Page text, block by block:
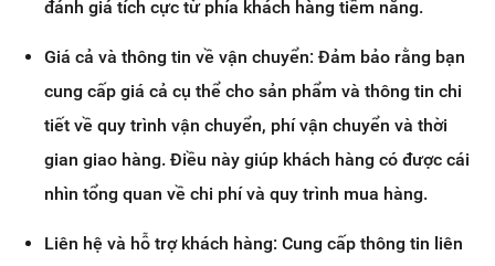
đánh giá tích cực từ phía khách hàng tiềm năng.
Giá cả và thông tin về vận chuyển: Đảm bảo rằng bạn
cung cấp giá cả cụ thể cho sản phẩm và thông tin chi
tiết về quy trình vận chuyển, phí vận chuyển và thời
gian giao hàng. Điều này giúp khách hàng có được cái
nhìn tổng quan về chi phí và quy trình mua hàng.
Liên hệ và hỗ trợ khách hàng: Cung cấp thông tin liên